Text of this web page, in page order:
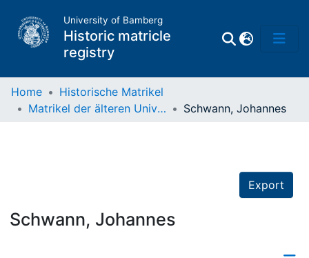
University of Bamberg
Historic matricle
registry
Home
Historische Matrikel
Matrikel der älteren Universität
Schwann, Johannes
Export
Schwann, Johannes